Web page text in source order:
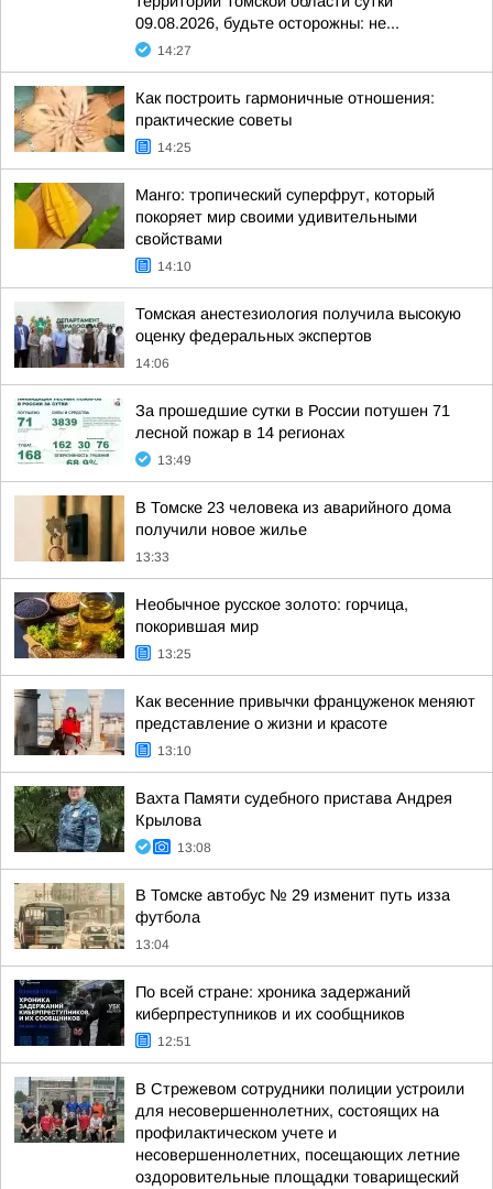
09.08.2026, будьте осторожны: не...
14:27
Как построить гармоничные отношения:
практические советы
14:25
Манго: тропический суперфрут, который
покоряет мир своими удивительными
свойствами
14:10
Томская анестезиология получила высокую
оценку федеральных экспертов
14:06
За прошедшие сутки в России потушен 71
лесной пожар в 14 регионах
13:49
В Томске 23 человека из аварийного дома
получили новое жилье
13:33
Необычное русское золото: горчица,
покорившая мир
13:25
Как весенние привычки француженок меняют
представление о жизни и красоте
13:10
Вахта Памяти судебного пристава Андрея
Крылова
13:08
В Томске автобус № 29 изменит путь изза
футбола
13:04
По всей стране: хроника задержаний
киберпреступников и их сообщников
12:51
В Стрежевом сотрудники полиции устроили
для несовершеннолетних, состоящих на
профилактическом учете и
несовершеннолетних, посещающих летние
оздоровительные площадки товарищеский